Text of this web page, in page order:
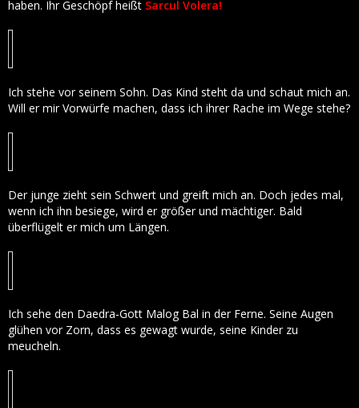
haben. Ihr Geschöpf heißt Sarcul Volera!
Ich stehe vor seinem Sohn. Das Kind steht da und schaut mich an.
Will er mir Vorwürfe machen, dass ich ihrer Rache im Wege stehe?
Der junge zieht sein Schwert und greift mich an. Doch jedes mal,
wenn ich ihn besiege, wird er größer und mächtiger. Bald
überflügelt er mich um Längen.
Ich sehe den Daedra-Gott Malog Bal in der Ferne. Seine Augen
glühen vor Zorn, dass es gewagt wurde, seine Kinder zu
meucheln.